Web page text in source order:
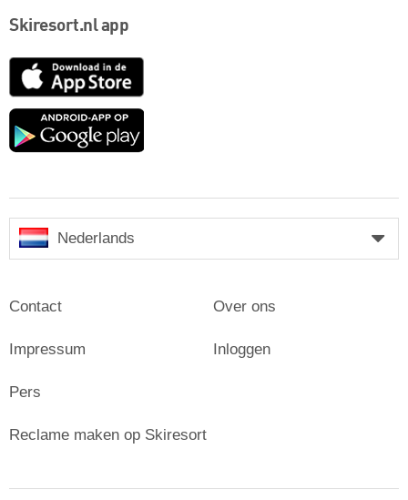
Skiresort.nl app
App
Google
Nederlands
Contact
Impressum
Pers
Over ons
Inloggen
Reclame maken op Skiresort